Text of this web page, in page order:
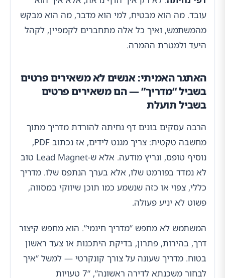
עובד. מה הוא מבטיח, למי הוא מדבר, מה הוא מבקש
מהמשתמש, ואיך כל אלה מתחברים לקמפיין, לקהל
היעד ולמטרת ההמרה.
האתגר האמיתי: אנשים לא משאירים פרטים
בשביל “מדריך” — הם משאירים פרטים
בשביל תועלת
הרבה עסקים בונים דף נחיתה להורדת מדריך מתוך
מחשבה טקטית: צריך מגנט לידים, אז נכתוב PDF,
נוסיף טופס, ונריץ מודעה. אלא ש-Lead Magnet טוב
לא נמדד בפורמט שלו, אלא בערך הנתפס שלו. מדריך
כללי, צפוי או כזה שנשמע כמו תוכן שיווקי במסווה,
פשוט לא יניע פעולה.
המשתמש לא מחפש “מדריך חינמי”. הוא מחפש קיצור
דרך, בהירות, פתרון, בדיקת היתכנות או צעד ראשון
בטוח. מדריך שעונה על צורך קונקרטי — למשל “איך
לבחור משכנתא לדירה ראשונה”, “7 טעויות